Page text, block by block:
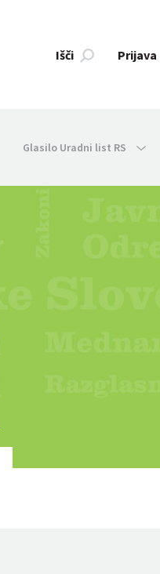
Išči Prijava
Glasilo Uradni list RS